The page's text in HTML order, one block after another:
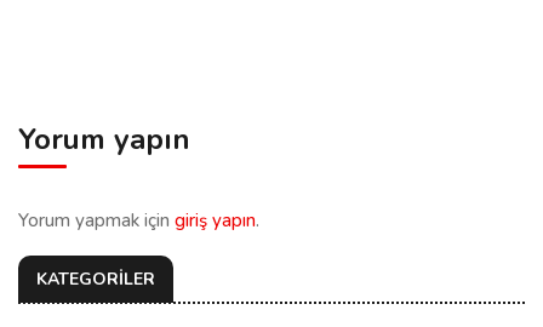
Yorum yapın
Yorum yapmak için giriş yapın.
KATEGORİLER